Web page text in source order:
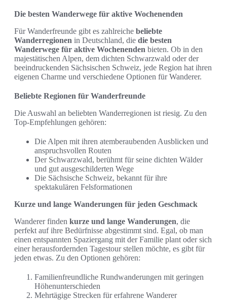
Die besten Wanderwege für aktive Wochenenden
Für Wanderfreunde gibt es zahlreiche beliebte
Wanderregionen in Deutschland, die die besten
Wanderwege für aktive Wochenenden bieten. Ob in den
majestätischen Alpen, dem dichten Schwarzwald oder der
beeindruckenden Sächsischen Schweiz, jede Region hat ihren
eigenen Charme und verschiedene Optionen für Wanderer.
Beliebte Regionen für Wanderfreunde
Die Auswahl an beliebten Wanderregionen ist riesig. Zu den
Top-Empfehlungen gehören:
Die Alpen mit ihren atemberaubenden Ausblicken und
anspruchsvollen Routen
Der Schwarzwald, berühmt für seine dichten Wälder
und gut ausgeschilderten Wege
Die Sächsische Schweiz, bekannt für ihre
spektakulären Felsformationen
Kurze und lange Wanderungen für jeden Geschmack
Wanderer finden kurze und lange Wanderungen, die
perfekt auf ihre Bedürfnisse abgestimmt sind. Egal, ob man
einen entspannten Spaziergang mit der Familie plant oder sich
einer herausfordernden Tagestour stellen möchte, es gibt für
jeden etwas. Zu den Optionen gehören:
Familienfreundliche Rundwanderungen mit geringen
Höhenunterschieden
Mehrtägige Strecken für erfahrene Wanderer